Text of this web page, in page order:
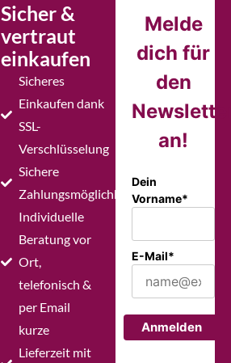
Sicher &
vertraut
einkaufen
Sicheres
Einkaufen dank
SSL-
Verschlüsselung
Sichere
Zahlungsmöglichkeiten
Individuelle
Beratung vor
Ort,
telefonisch &
per Email
kurze
Lieferzeit mit
Melde
dich für
den
an!
Dein
Vorname*
E-Mail*
Anmelden